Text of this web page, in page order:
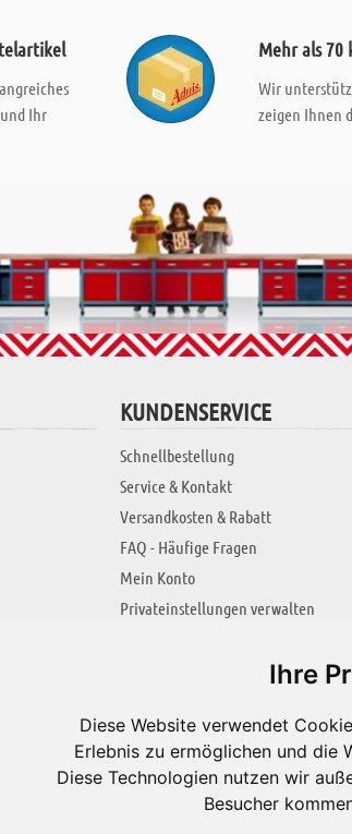
Ihre
Diese Website verwendet
Erlebnis zu ermöglichen und die
Diese Technologien nutzen wir
Besucher
Ihr
Mehr als 70
Wir
zeigen Ihnen
KUNDENSERVICE
Schnellbestellung
Service & Kontakt
Versandkosten & Rabatt
FAQ - Häufige Fragen
Mein Konto
Privateinstellungen verwalten
Jobs
Impressum